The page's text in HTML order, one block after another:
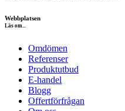
Webbplatsen
Läs om...
Omdömen
Referenser
Produktutbud
E-handel
Blogg
Offertförfrågan